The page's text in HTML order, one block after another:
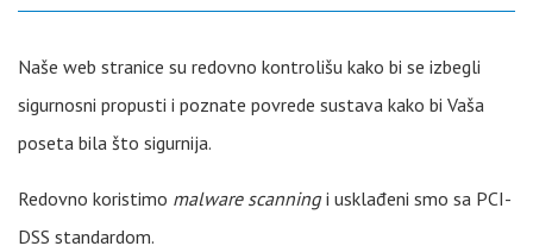
Naše web stranice su redovno kontrolišu kako bi se izbegli
sigurnosni propusti i poznate povrede sustava kako bi Vaša
poseta bila što sigurnija.
Redovno koristimo malware scanningi usklađeni smo sa PCI-
DSS standardom.